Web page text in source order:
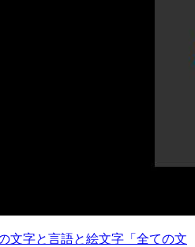
文字と言語と絵文字 ‎「全ての文